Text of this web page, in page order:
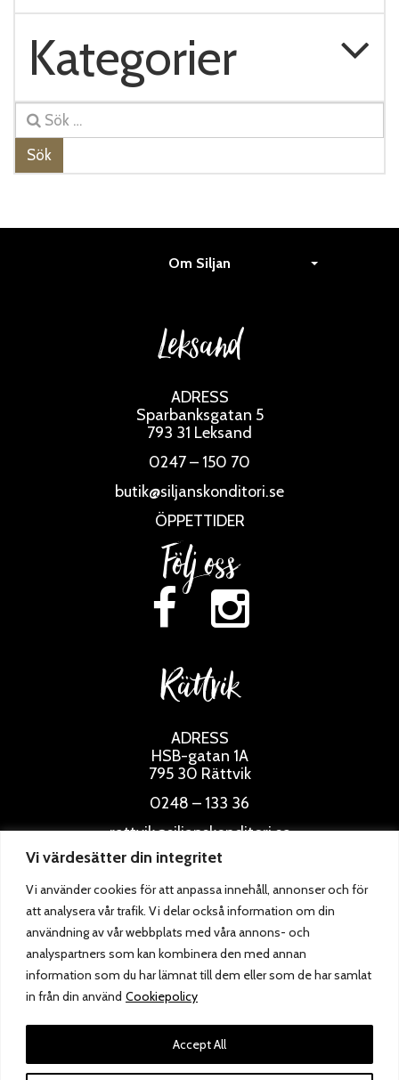
Vi värdesätter din integritet
Vi använder cookies för att anpassa innehåll, annonser och för
att analysera vår trafik. Vi delar också information om din
användning av vår webbplats med våra annons- och
analyspartners som kan kombinera den med annan
information som du har lämnat till dem eller som de har samlat
in från din använd Cookiepolicy
Accept All
Kategorier
Sök
Om Siljan
Leksand
ADRESS
Sparbanksgatan 5
793 31 Leksand
0247 – 150 70
butik@siljanskonditori.se
ÖPPETTIDER
Följ oss
Rättvik
ADRESS
HSB-gatan 1A
795 30 Rättvik
0248 – 133 36
rattvik@siljanskonditori.se
ÖPPETTIDER